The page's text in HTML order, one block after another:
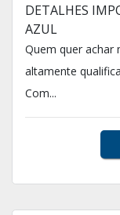
DETALHES
AZUL
Quem quer achar
altamente
Com...